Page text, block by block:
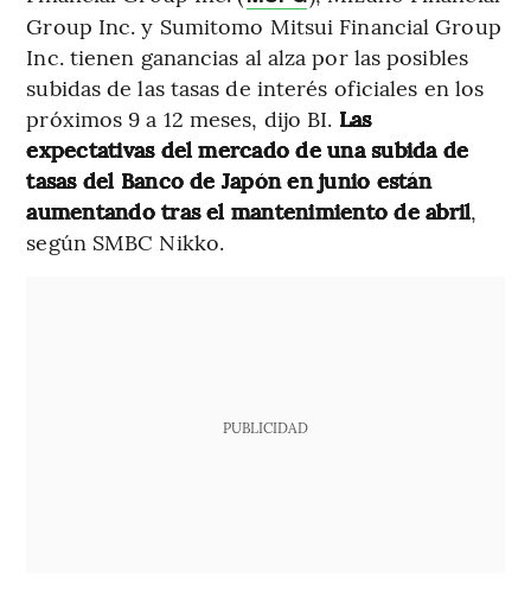
Group Inc. y Sumitomo Mitsui Financial Group
Inc. tienen ganancias al alza por las posibles
subidas de las tasas de interés oficiales en los
próximos 9 a 12 meses, dijo BI. Las
expectativas del mercado de una subida de
tasas del Banco de Japón en junio están
aumentando tras el mantenimiento de abril,
según SMBC Nikko.
PUBLICIDAD